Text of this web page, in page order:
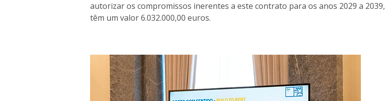
autorizar os compromissos inerentes a este contrato para os anos 2029 a
têm um valor 6.032.000,00 euros.